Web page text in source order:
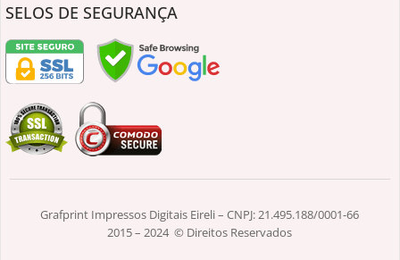
SELOS DE SEGURANÇA
Grafprint Impressos Digitais Eireli – CNPJ: 21.495.188/0001-66
2015 – 2024 © Direitos Reservados